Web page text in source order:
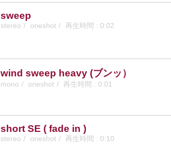
sweep
stereo oneshot
0:02
wind sweep heavy (ブンッ）
mono oneshot 0:01
short SE ( fade in )
stereo oneshot 0:10